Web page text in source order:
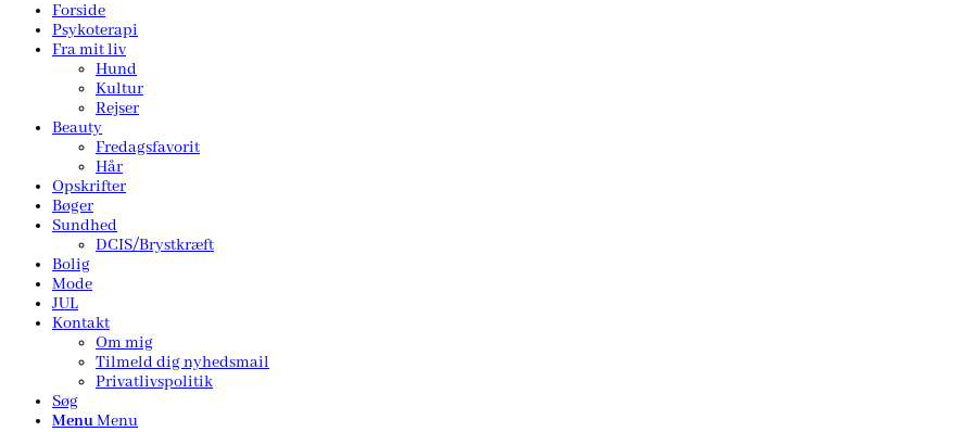
Forside
Psykoterapi
Fra mit liv
Hund
Kultur
Rejser
Beauty
Fredagsfavorit
Hår
Opskrifter
Bøger
Sundhed
DCIS/Brystkræft
Bolig
Mode
JUL
Kontakt
Om mig
Tilmeld dig nyhedsmail
Privatlivspolitik
Søg
MenuMenu